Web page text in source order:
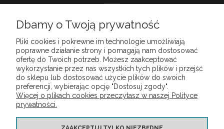
DOSKONAŁA
OBSŁUGA KLIENTA
MOJE KONTO
Dbamy o Twoją prywatność
Pliki cookies i pokrewne im technologie umożliwiają
poprawne działanie strony i pomagają nam dostosować
ofertę do Twoich potrzeb. Możesz zaakceptować
wykorzystanie przez nas wszystkich tych plików i przejść
do sklepu lub dostosować użycie plików do swoich
preferencji, wybierając opcję "Dostosuj zgody".
Więcej o plikach cookies przeczytasz w naszej Polityce
prywatności.